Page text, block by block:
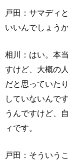
戸田：サマディ
いいんでしょう
相川：はい。本
すけど、大概の
だと思っていた
していないんで
うんですけど、
ィです。
戸田：そういう